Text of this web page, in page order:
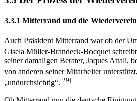
3.3.1 Mitterrand und die
Auch Präsident Mitterrand war ob der
Gisela Müller-Brandeck-Bocquet
seiner damaligen Berater, Jaques Attali,
von anderen seiner Mitarbeiter
„undurchsichtig“.[29]